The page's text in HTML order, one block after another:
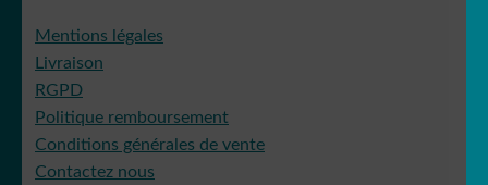
Mentions légales
Livraison
RGPD
Politique remboursement
Conditions générales de vente
Contactez nous